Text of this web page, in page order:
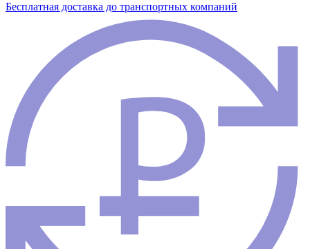
Бесплатная доставка до транспортных компаний